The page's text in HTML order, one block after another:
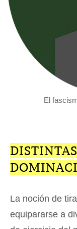
El
La noción de
equipararse a